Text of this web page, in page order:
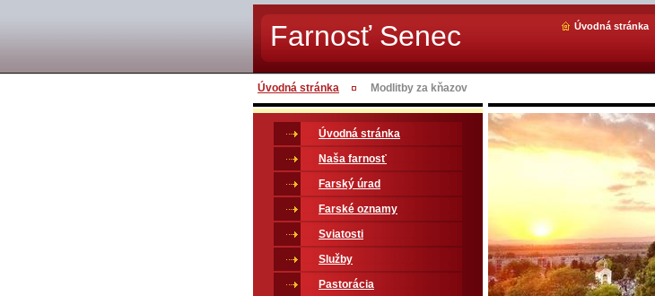
Farnosť Senec Úvodná stránka
Úvodná stránka Modlitby za kňazov
Úvodná stránka
Naša farnosť
Farský úrad
Farské oznamy
Sviatosti
Služby
Pastorácia